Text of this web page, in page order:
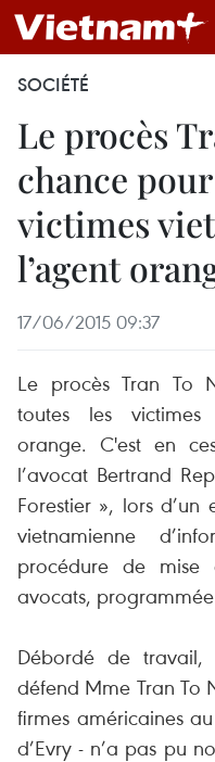
SOCIÉTÉ
Le procès
chance
victimes
l’agent
17/06/2015 09:37
Le procès Tran To
toutes les victimes
orange. C'est en
l’avocat Bertrand
Forestier », lors d’un
vietnamienne
procédure de
avocats, programmée
Débordé de
défend Mme Tran To
firmes américaines
d’Evry - n’a pas pu